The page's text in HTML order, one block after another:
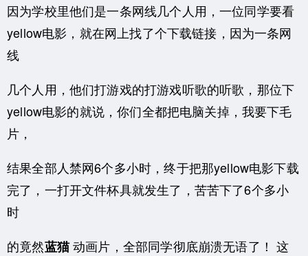
因为学校里他们是一条网线几个人用，一位同学要看
yellow电影，就在网上找了个下载链接，因为一条网
线
几个人用，他们打游戏的打游戏听歌的听歌，那位下
yellow电影的就说，你们全都把电脑关掉，我要下毛
片，
结果全部人禁网6个多小时，终于把那yellow电影下载
完了，一打开文件杯具就发生了，苦苦下了6个多小
时
的竟然蓝猫动画片，全部同学彻底崩溃无语了！ 这